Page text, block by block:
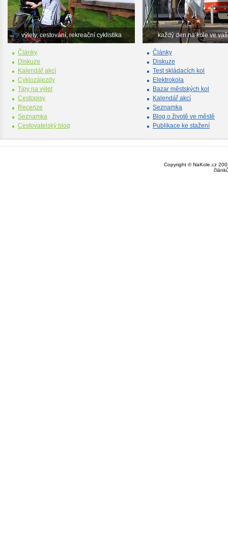
výlety, cestování, rekreační cyklistika
Články
Diskuze
Kalendář akcí
Cyklozájezdy
Tipy na výlet
Cestopisy
Recenze
Seznamka
Cestovatelský blog
každý den na kole ve
Články
Diskuze
Test skládacích kol
Elektrokola
Bazar městských kol
Kalendář akcí
Seznamka
Blog o životě ve městě
Publikace ke stažení
Copyright © NaKole.cz